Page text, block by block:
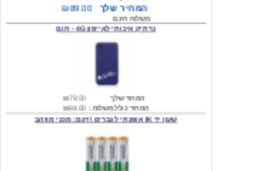
נרתיק איכותי לאייפון 4G - חום
המחיר שלך
המחיר כולל משלוח :
המחיר שלך